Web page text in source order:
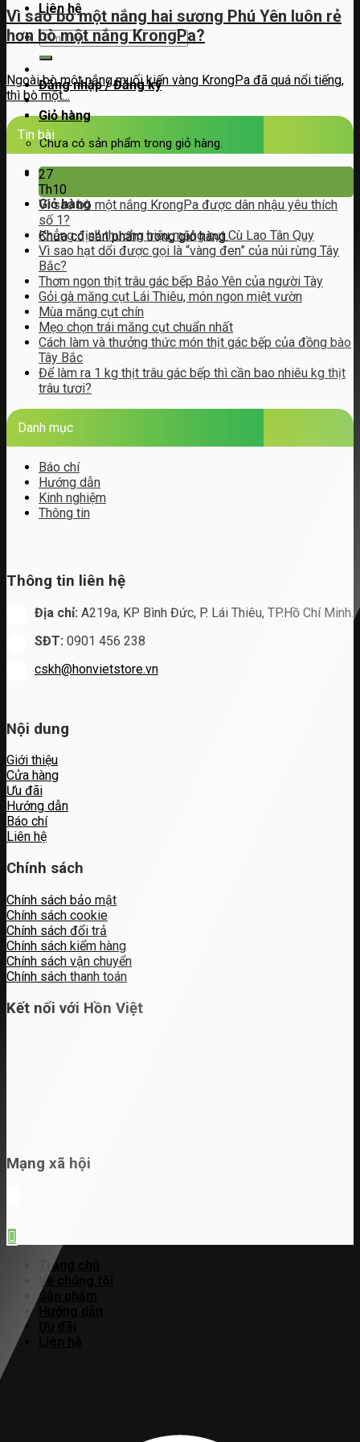
Liên hệ
Tìm
kiếm:
Đăng nhập / Đăng ký
Giỏ hàng
Chưa có sản phẩm trong giỏ hàng.
Giỏ hàng
Chưa có sản phẩm trong giỏ hàng.
Vì sao bò một nắng hai sương Phú Yên luôn rẻ
hơn bò một nắng KrongPa?
Ngoài bò một nắng muối kiến vàng KrongPa đã quá nổi tiếng,
thì bò một...
Tin bài
27
Th10
Vì sao bò một nắng KrongPa được dân nhậu yêu thích
số 1?
Khẳng định thương hiệu măng cụt Cù Lao Tân Quy
Vì sao hạt dổi được gọi là “vàng đen” của núi rừng Tây
Bắc?
Thơm ngon thịt trâu gác bếp Bảo Yên của người Tày
Gỏi gà măng cụt Lái Thiêu, món ngon miệt vườn
Mùa măng cụt chín
Mẹo chọn trái măng cụt chuẩn nhất
Cách làm và thưởng thức món thịt gác bếp của đồng bào
Tây Bắc
Để làm ra 1 kg thịt trâu gác bếp thì cần bao nhiêu kg thịt
trâu tươi?
Danh mục
Báo chí
Hướng dẫn
Kinh nghiệm
Thông tin
Thông tin liên hệ
Địa chỉ: A219a, KP Bình Đức, P. Lái Thiêu, TP.Hồ Chí Minh.
SĐT: 0901 456 238
cskh@honvietstore.vn
Nội dung
Giới thiệu
Cửa hàng
Ưu đãi
Hướng dẫn
Báo chí
Liên hệ
Chính sách
Chính sách bảo mật
Chính sách cookie
Chính sách đổi trả
Chính sách kiểm hàng
Chính sách vận chuyển
Chính sách thanh toán
Kết nối với Hồn Việt
Mạng xã hội
Trang chủ
Về chúng tôi
Sản phẩm